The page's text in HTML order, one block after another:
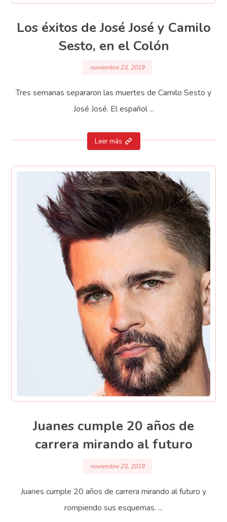
Los éxitos de José José y Camilo
Sesto, en el Colón
noviembre 23, 2019
Tres semanas separaron las muertes de Camilo Sesto y
José José. El español ...
Leer más
Juanes cumple 20 años de
carrera mirando al futuro
noviembre 23, 2019
Juanes cumple 20 años de carrera mirando al futuro y
rompiendo sus esquemas. ...